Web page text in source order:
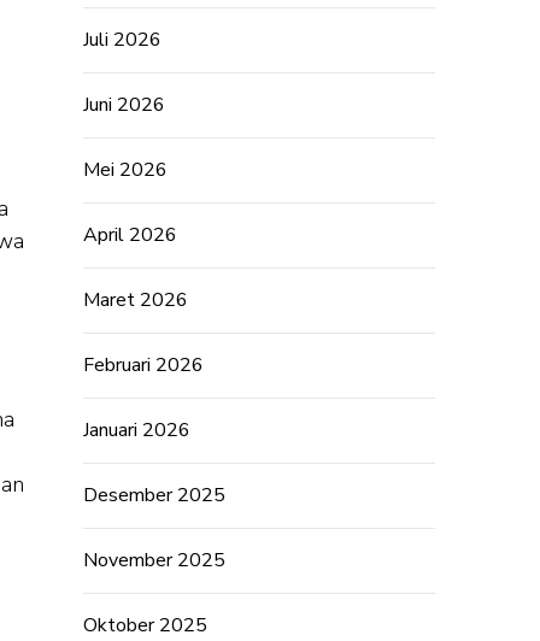
Juli 2026
Juni 2026
Mei 2026
April 2026
Maret 2026
Februari 2026
Januari 2026
Desember 2025
November 2025
Oktober 2025